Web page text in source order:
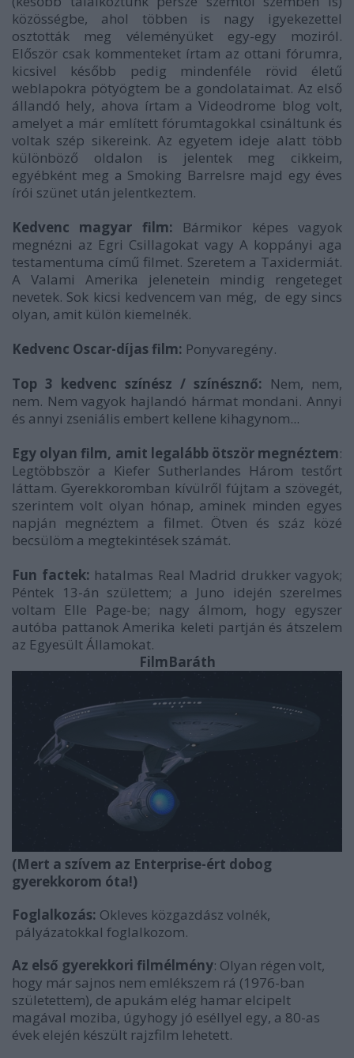
közösségbe, ahol többen is nagy igyekezettel
osztották meg véleményüket egy-egy moziról.
Először csak kommenteket írtam az ottani fórumra,
kicsivel később pedig mindenféle rövid életű
weblapokra pötyögtem be a gondolataimat. Az első
állandó hely, ahova írtam a Videodrome blog volt,
amelyet a már említett fórumtagokkal csináltunk és
voltak szép sikereink. Az egyetem ideje alatt több
különböző oldalon is jelentek meg cikkeim,
egyébként meg a Smoking Barrelsre majd egy éves
írói szünet után jelentkeztem.
Kedvenc magyar film: Bármikor képes vagyok
megnézni az Egri Csillagokat vagy A koppányi aga
testamentuma című filmet. Szeretem a Taxidermiát.
A Valami Amerika jelenetein mindig rengeteget
nevetek. Sok kicsi kedvencem van még, de egy sincs
olyan, amit külön kiemelnék.
Kedvenc Oscar-díjas film: Ponyvaregény.
Top 3 kedvenc színész / színésznő: Nem, nem,
nem. Nem vagyok hajlandó hármat mondani. Annyi
és annyi zseniális embert kellene kihagynom...
Egy olyan film, amit legalább ötször megnéztem:
Legtöbbször a Kiefer Sutherlandes Három testőrt
láttam. Gyerekkoromban kívülről fújtam a szövegét,
szerintem volt olyan hónap, aminek minden egyes
napján megnéztem a filmet. Ötven és száz közé
becsülöm a megtekintések számát.
Fun factek: hatalmas Real Madrid drukker vagyok;
Péntek 13-án születtem; a Juno idején szerelmes
voltam Elle Page-be; nagy álmom, hogy egyszer
autóba pattanok Amerika keleti partján és átszelem
az Egyesült Államokat.
FilmBaráth
(Mert a szívem az Enterprise-ért dobog
gyerekkorom óta!)
Foglalkozás: Okleves közgazdász volnék,
pályázatokkal foglalkozom.
Az első gyerekkori filmélmény: Olyan régen volt,
hogy már sajnos nem emlékszem rá (1976-ban
születettem), de apukám elég hamar elcipelt
magával moziba, úgyhogy jó eséllyel egy, a 80-as
évek elején készült rajzfilm lehetett.